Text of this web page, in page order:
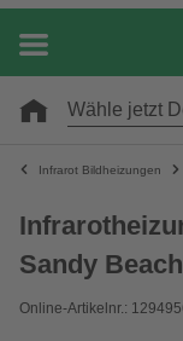
Wähle jetzt
Infrarot Bildheizungen
Sandy
Online-Artikelnr.: